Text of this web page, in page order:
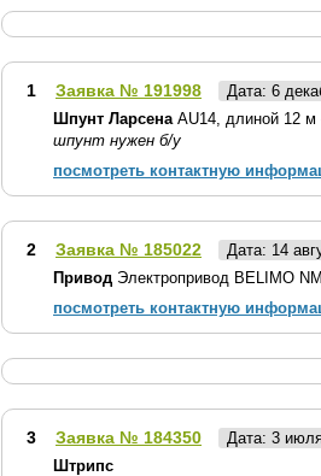
1 Заявка № 191998
Дата: 6
Шпунт Ларсена AU14, длиной 12 м
шпунт нужен б/у
посмотреть контактную
2 Заявка № 185022
Дата: 14
Привод Электропривод BELIMO
посмотреть контактную
3 Заявка № 184350
Дата: 3
Штрипс